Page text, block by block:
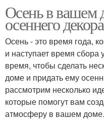
Осень в вашем
осеннего декора
Осень - это время года,
и наступает время
время, чтобы сделать
доме и придать ему
рассмотрим несколько
которые помогут вам
атмосферу в вашем доме.